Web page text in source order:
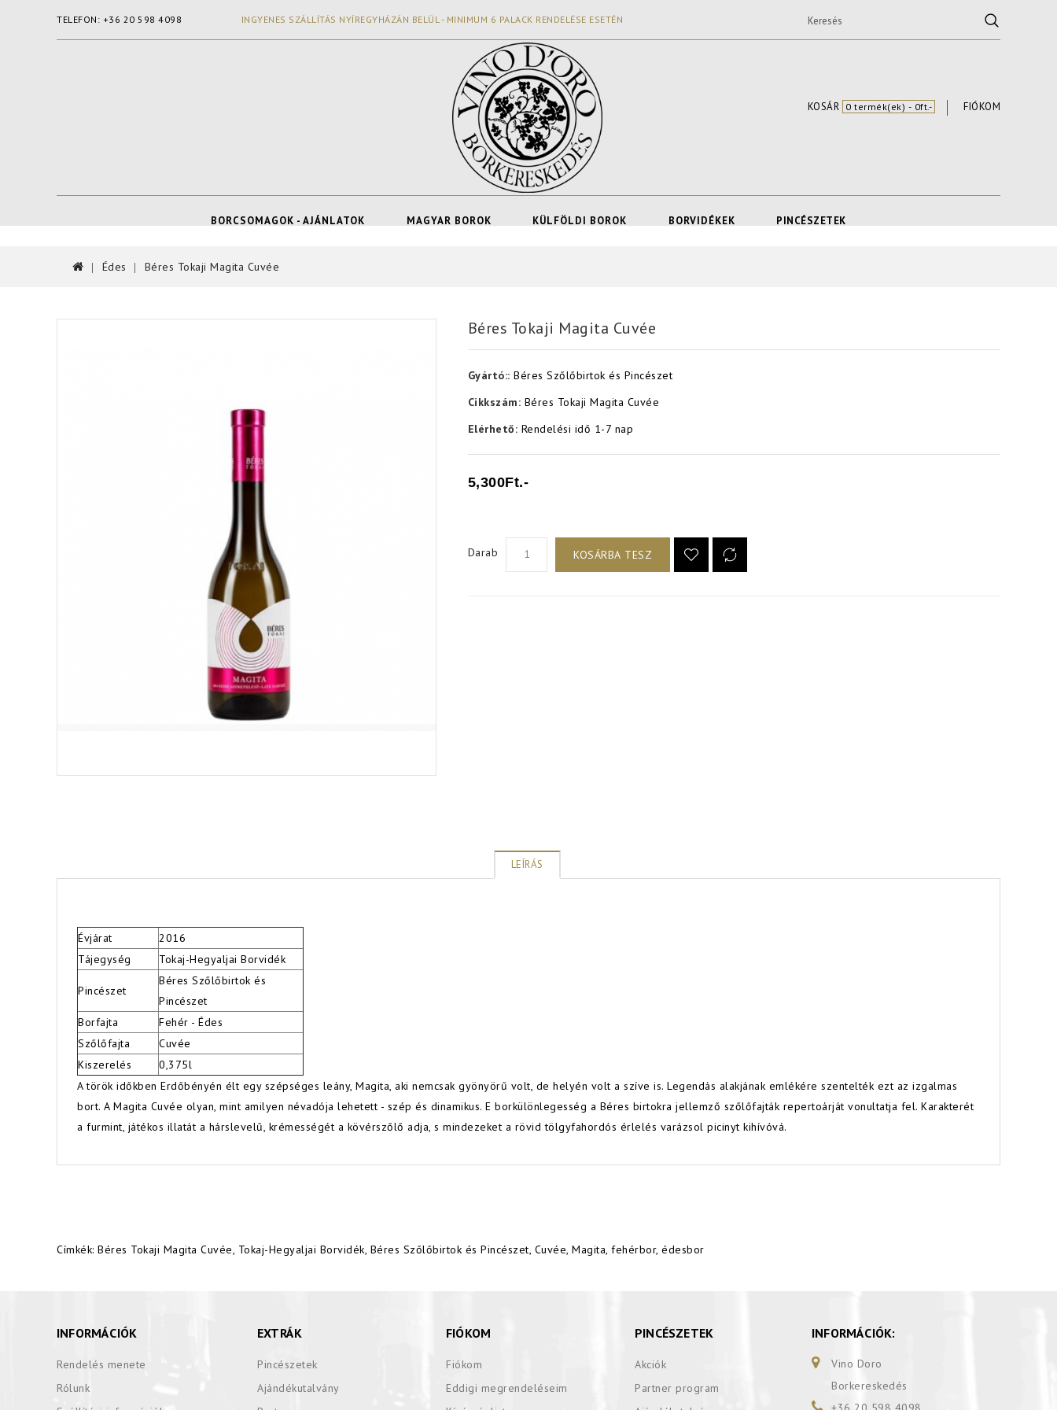
TELEFON: +36 20 598 4098 INGYENES SZÁLLÍTÁS NYÍREGYHÁZÁN BELÜL - MINIMUM 6 PALACK RENDELÉSE ESETÉN
FIÓKOM
KOSÁR 0 termék(ek) - 0ft.-
BORCSOMAGOK - AJÁNLATOK MAGYAR BOROK KÜLFÖLDI BOROK BORVIDÉKEK PINCÉSZETEK
Édes Béres Tokaji Magita Cuvée
Béres Tokaji Magita Cuvée
Gyártó:: Béres Szőlőbirtok és Pincészet
Cikkszám: Béres Tokaji Magita Cuvée
Elérhető: Rendelési idő 1-7 nap
5,300Ft.-
Darab KOSÁRBA TESZ
LEÍRÁS
Évjárat
2016
Tájegység
Tokaj-Hegyaljai Borvidék
Pincészet
Béres Szőlőbirtok és
Pincészet
Borfajta
Fehér - Édes
Szőlőfajta
Cuvée
Kiszerelés
0,375l
A török időkben Erdőbényén élt egy szépséges leány, Magita, aki nemcsak gyönyörű volt, de helyén volt a szíve is. Legendás alakjának emlékére szentelték ezt az izgalmas
bort. A Magita Cuvée olyan, mint amilyen névadója lehetett - szép és dinamikus. E borkülönlegesség a Béres birtokra jellemző szőlőfajták repertoárját vonultatja fel. Karakterét
a furmint, játékos illatát a hárslevelű, krémességét a kövérszőlő adja, s mindezeket a rövid tölgyfahordós érlelés varázsol picinyt kihívóvá.
Címkék: Béres Tokaji Magita Cuvée, Tokaj-Hegyaljai Borvidék, Béres Szőlőbirtok és Pincészet, Cuvée, Magita, fehérbor, édesbor
INFORMÁCIÓK
Rendelés menete
Rólunk
EXTRÁK
Pincészetek
Ajándékutalvány
FIÓKOM
Fiókom
Eddigi megrendeléseim
PINCÉSZETEK
Akciók
Partner program
INFORMÁCIÓK:
Vino Doro
Borkereskedés